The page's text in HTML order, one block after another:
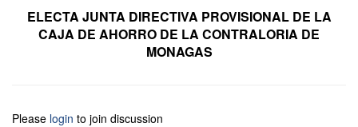
ELECTA JUNTA DIRECTIVA PROVISIONAL DE LA
CAJA DE AHORRO DE LA CONTRALORIA DE
MONAGAS
Please login to join discussion